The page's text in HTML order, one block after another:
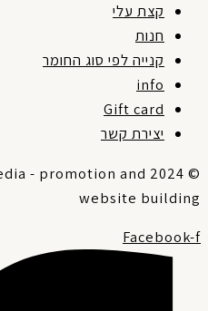
קצת עלי
חנות
קנייה לפי סוג החומר
info
Gift card
יצירת קשר
Media - promotion and
website